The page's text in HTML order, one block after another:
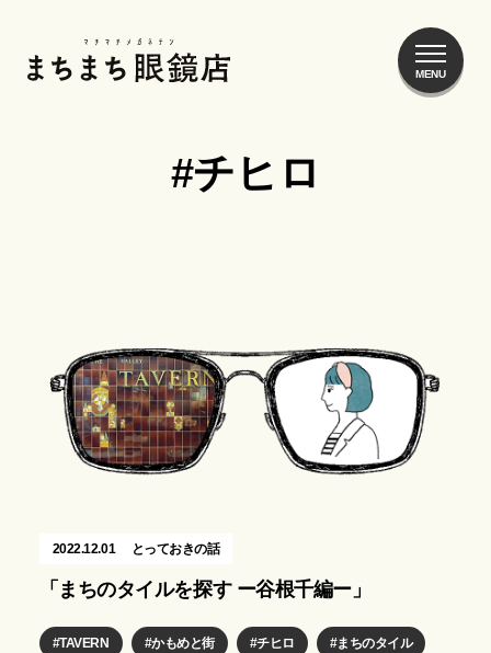
#チヒロ
2022.12.01 とっておきの話
「まちのタイルを探す ー谷根千編ー」
TAVERN かもめと街 チヒロ まちのタイル